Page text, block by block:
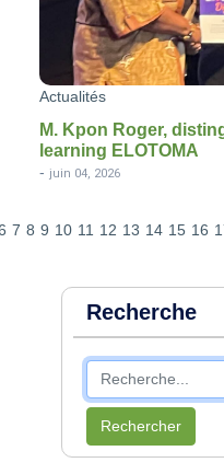
Actualités
M. Kpon Roger,
learning ELOTOMA
- juin 04, 2026
7 8 9 10 11 12 13 14 15 16
Recherche
Rechercher